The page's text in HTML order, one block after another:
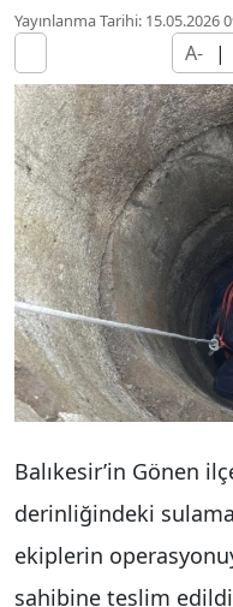
Yayınlanma Tarihi: 15.05.2026
A- |
Balıkesir’in Gönen
derinliğindeki
ekiplerin
sahibine teslim